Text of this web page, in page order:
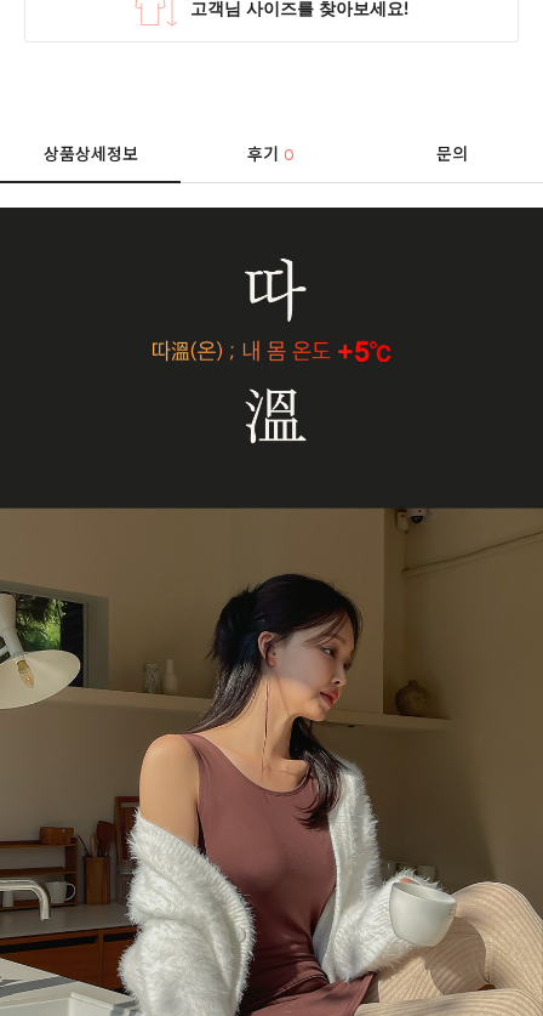
상품상세정보 후기0 문의